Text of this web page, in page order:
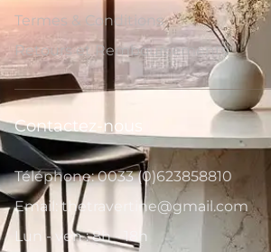
Termes & Conditions
Retours et Remboursements
Contactez-nous
Téléphone: 0033 (0)623858810
Email: thetravertine@gmail.com
Lun - ven : 8h - 18h